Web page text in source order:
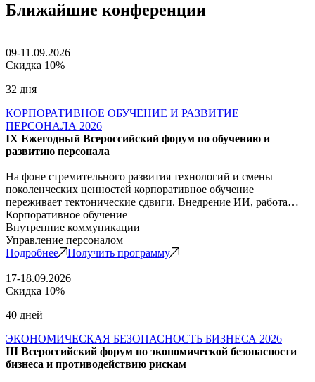
Ближайшие конференции
09-11.09.2026
Скидка 10%
32 дня
КОРПОРАТИВНОЕ ОБУЧЕНИЕ И РАЗВИТИЕ
ПЕРСОНАЛА 2026
IX Ежегодный Всероссийский форум по обучению и
развитию персонала
На фоне стремительного развития технологий и смены
поколенческих ценностей корпоративное обучение
переживает тектонические сдвиги. Внедрение ИИ, работа…
Корпоративное обучение
Внутренние коммуникации
Управление персоналом
Подробнее
Получить программу
17-18.09.2026
Скидка 10%
40 дней
ЭКОНОМИЧЕСКАЯ БЕЗОПАСНОСТЬ БИЗНЕСА 2026
III Всероссийский форум по экономической безопасности
бизнеса и противодействию рискам